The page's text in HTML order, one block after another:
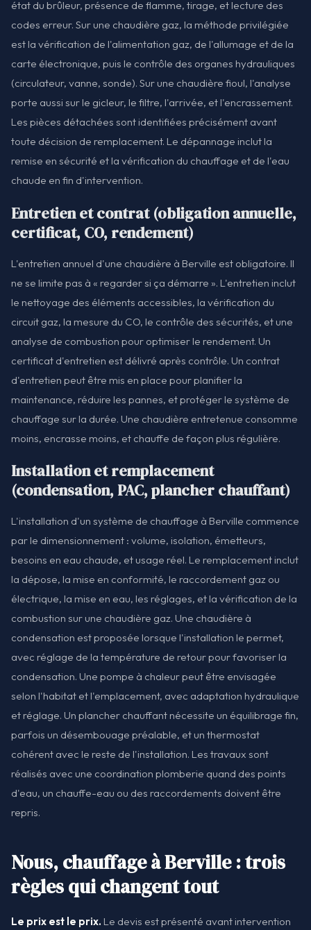
état du brûleur, présence de flamme, tirage, et lecture des
codes erreur. Sur une chaudière gaz, la méthode privilégiée
est la vérification de l'alimentation gaz, de l'allumage et de la
carte électronique, puis le contrôle des organes hydrauliques
(circulateur, vanne, sonde). Sur une chaudière fioul, l'analyse
porte aussi sur le gicleur, le filtre, l'arrivée, et l'encrassement.
Les pièces détachées sont identifiées précisément avant
toute décision de remplacement. Le dépannage inclut la
remise en sécurité et la vérification du chauffage et de l'eau
chaude en fin d'intervention.
Entretien et contrat (obligation annuelle,
certificat, CO, rendement)
L'entretien annuel d'une chaudière à Berville est obligatoire. Il
ne se limite pas à « regarder si ça démarre ». L'entretien inclut
le nettoyage des éléments accessibles, la vérification du
circuit gaz, la mesure du CO, le contrôle des sécurités, et une
analyse de combustion pour optimiser le rendement. Un
certificat d'entretien est délivré après contrôle. Un contrat
d'entretien peut être mis en place pour planifier la
maintenance, réduire les pannes, et protéger le système de
chauffage sur la durée. Une chaudière entretenue consomme
moins, encrasse moins, et chauffe de façon plus régulière.
Installation et remplacement
(condensation, PAC, plancher chauffant)
L'installation d'un système de chauffage à Berville commence
par le dimensionnement : volume, isolation, émetteurs,
besoins en eau chaude, et usage réel. Le remplacement inclut
la dépose, la mise en conformité, le raccordement gaz ou
électrique, la mise en eau, les réglages, et la vérification de la
combustion sur une chaudière gaz. Une chaudière à
condensation est proposée lorsque l'installation le permet,
avec réglage de la température de retour pour favoriser la
condensation. Une pompe à chaleur peut être envisagée
selon l'habitat et l'emplacement, avec adaptation hydraulique
et réglage. Un plancher chauffant nécessite un équilibrage fin,
parfois un désembouage préalable, et un thermostat
cohérent avec le reste de l'installation. Les travaux sont
réalisés avec une coordination plomberie quand des points
d'eau, un chauffe-eau ou des raccordements doivent être
repris.
Nous, chauffage à Berville : trois
règles qui changent tout
Le prix est le prix. Le devis est présenté avant intervention